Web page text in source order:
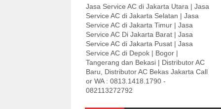
Jasa Service AC di Jakarta Utara | Jasa
Service AC di Jakarta Selatan | Jasa
Service AC di Jakarta Timur | Jasa
Service AC Di Jakarta Barat | Jasa
Service AC di Jakarta Pusat | Jasa
Service AC di Depok | Bogor |
Tangerang dan Bekasi | Distributor AC
Baru, Distributor AC Bekas Jakarta Call
or WA : 0813.1418.1790 -
082113272792